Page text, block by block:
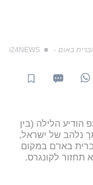
באום -
i24NEWS
הודיע הלילה (בין
נלהב של ישראל,
באו"ם במקום
לקונגרס.